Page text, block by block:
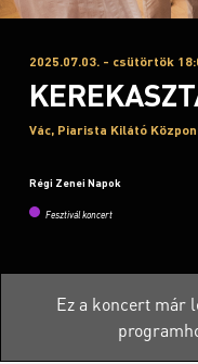
2025.07.03. - csütörtök
Vác, Piarista Kilátó
Régi Zenei Napok
Fesztivál koncert
Ez a koncert már